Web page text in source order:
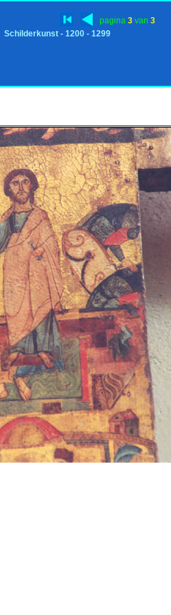
Schilderkunst - 1200 - 1299
pagina 3 van 3